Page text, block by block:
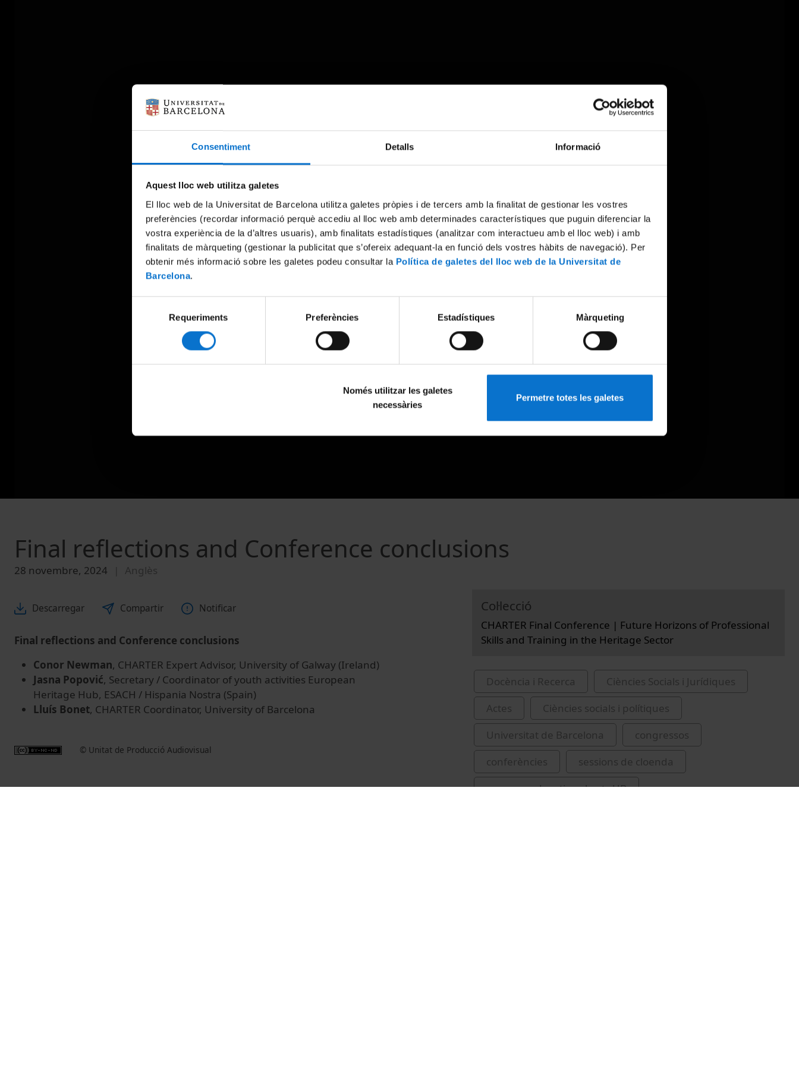
Consentiment Detalls Informació
Aquest lloc web utilitza galetes
El lloc web de la Universitat de Barcelona utilitza galetes pròpies i de tercers amb la finalitat de gestionar les vostres
preferències (recordar informació perquè accediu al lloc web amb determinades característiques que puguin diferenciar la
vostra experiència de la d’altres usuaris), amb finalitats estadístiques (analitzar com interactueu amb el lloc web) i amb
finalitats de màrqueting (gestionar la publicitat que s’ofereix adequant-la en funció dels vostres hàbits de navegació). Per
obtenir més informació sobre les galetes podeu consultar la Política de galetes del lloc web de la Universitat de
Barcelona.
consentiment
Requeriments Preferències Estadístiques Màrqueting
Només utilitzar les galetes
necessàries
Permetre totes les galetes
Something went wrong
An error occurred, please try again later.
Try again
Final reflections and Conference conclusions
28 novembre, 2024 Anglès
Descarregar Compartir Notificar
Final reflections and Conference conclusions
Conor Newman, CHARTER Expert Advisor, University of Galway (Ireland)
Jasna Popović, Secretary / Coordinator of youth activities European
Heritage Hub, ESACH / Hispania Nostra (Spain)
Lluís Bonet, CHARTER Coordinator, University of Barcelona
© Unitat de Producció Audiovisual
Col·lecció
CHARTER Final Conference | Future Horizons of Professional
Skills and Training in the Heritage Sector
Docència i Recerca
Ciències Socials i Jurídiques
Actes
Ciències socials i polítiques
Universitat de Barcelona
congressos
conferències
sessions de cloenda
recursos educatius oberts UB